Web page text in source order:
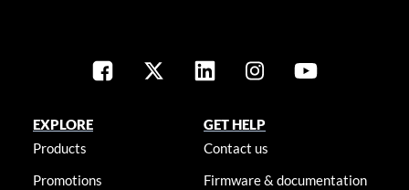
EXPLORE
Products
Promotions
GET HELP
Contact us
Firmware & documentation